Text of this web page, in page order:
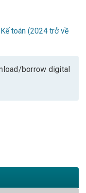
toán (2024 trở về
borrow digital